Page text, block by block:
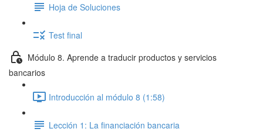
Hoja de Soluciones
Test final
Módulo 8. Aprende a traducir productos y servicios
bancarios
Introducción al módulo 8 (1:58)
Lección 1: La financiación bancaria